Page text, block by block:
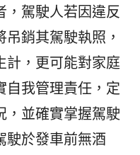
，駕駛人若因違反
銷其駕駛執照，
計，更可能對家庭
自我管理責任，定
，並確實掌握駕駛
駛於發車前無酒